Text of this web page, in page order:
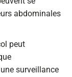
abdominales
peut
surveillance